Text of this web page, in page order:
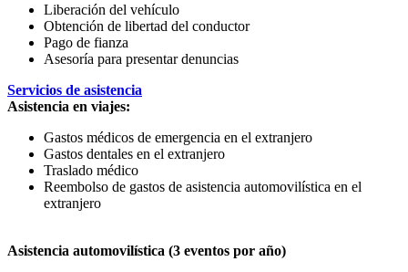
Liberación del vehículo
Obtención de libertad del conductor
Pago de fianza
Asesoría para presentar denuncias
Servicios de asistencia
Asistencia en viajes:
Gastos médicos de emergencia en el extranjero
Gastos dentales en el extranjero
Traslado médico
Reembolso de gastos de asistencia automovilística en el
extranjero
Asistencia automovilística (3 eventos por año)